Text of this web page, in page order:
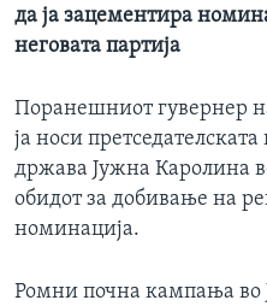
да ја зацементира
неговата партија
Поранешниот гувернер
ја носи
држава Јужна Каролина
обидот за добивање на
номинација.
Ромни почна кампања во